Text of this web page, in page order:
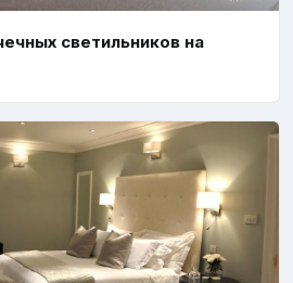
светильников на